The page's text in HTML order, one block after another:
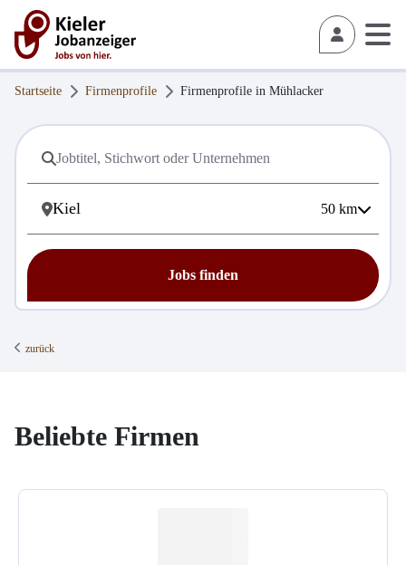
Startseite Firmenprofile Firmenprofile in Mühlacker
50 km
Jobs finden
zurück
Beliebte Firmen